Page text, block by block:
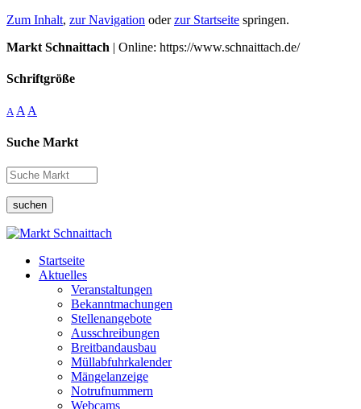
Zum Inhalt, zur Navigation oderzur Startseite springen.
Markt Schnaittach | Online: https://www.schnaittach.de/
Schriftgröße
A A A
Suche Markt
suchen
Startseite
Aktuelles
Veranstaltungen
Bekanntmachungen
Stellenangebote
Ausschreibungen
Breitbandausbau
Müllabfuhrkalender
Mängelanzeige
Notrufnummern
Webcams